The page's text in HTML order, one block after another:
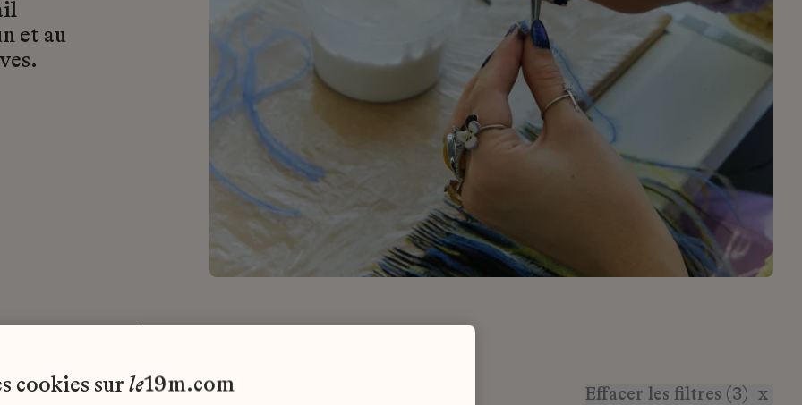
et au
Effacer les filtres (3) x
cookies sur le19m.com